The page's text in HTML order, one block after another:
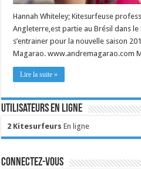
Hannah Whiteley; Kitesurfeuse
Angleterre,est partie au Brésil dans
s’entrainer pour la nouvelle saison
Magarao. www.andremagarao.com
Lire la suite »
Utilisateurs en ligne
2 Kitesurfeurs En ligne
Connectez-vous